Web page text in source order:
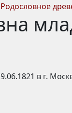
Родословное
в г.